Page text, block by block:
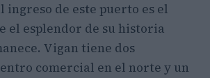
ingreso de este puerto es el
el esplendor de su historia
Vigan tiene dos
comercial en el norte y un